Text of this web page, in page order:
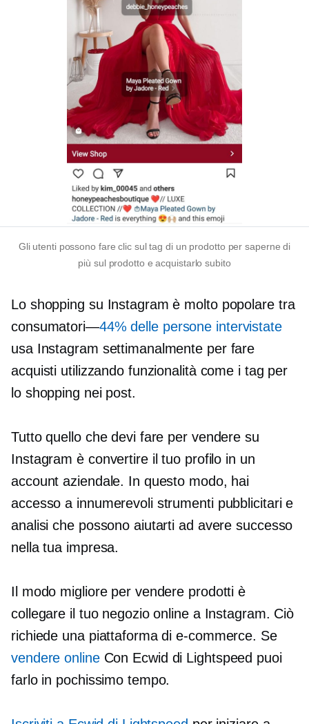
Gli utenti possono fare clic sul tag di un prodotto per saperne di
più sul prodotto e acquistarlo subito
Lo shopping su Instagram è molto popolare tra
consumatori—44% delle persone intervistate
usa Instagram settimanalmente per fare
acquisti utilizzando funzionalità come i tag per
lo shopping nei post.
Tutto quello che devi fare per vendere su
Instagram è convertire il tuo profilo in un
account aziendale. In questo modo, hai
accesso a innumerevoli strumenti pubblicitari e
analisi che possono aiutarti ad avere successo
nella tua impresa.
Il modo migliore per vendere prodotti è
collegare il tuo negozio online a Instagram. Ciò
richiede una piattaforma di e-commerce. Se
vendere onlineCon Ecwid di Lightspeed puoi
farlo in pochissimo tempo.